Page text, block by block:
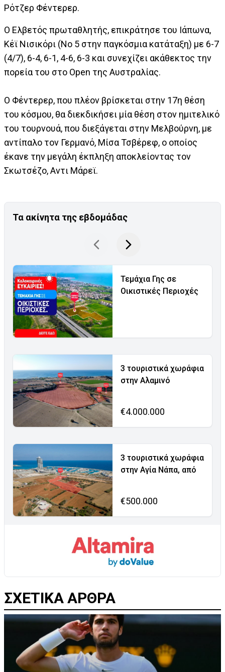
Ρότζερ Φέντερερ.
Ο Ελβετός πρωταθλητής, επικράτησε του Ιάπωνα,
Κέϊ Νισικόρι (Νο 5 στην παγκόσμια κατάταξη) με 6-7
(4/7), 6-4, 6-1, 4-6, 6-3 και συνεχίζει ακάθεκτος την
πορεία του στο Οpen της Αυστραλίας.
Ο Φέντερερ, που πλέον βρίσκεται στην 17η θέση
του κόσμου, θα διεκδικήσει μία θέση στον ημιτελικό
του τουρνουά, που διεξάγεται στην Μελβούρνη, με
αντίπαλο τον Γερμανό, Μίσα Τσβέρεφ, ο οποίος
έκανε την μεγάλη έκπληξη αποκλείοντας τον
Σκωτσέζο, Αντι Μάρεϊ.
Τα ακίνητα της εβδομάδας
Τεμάχια Γης σε
Οικιστικές Περιοχές
3 τουριστικά χωράφια
στην Αλαμινό
€4.000.000
3 τουριστικά χωράφια
στην Αγία Νάπα, από
€500.000
ΣΧΕΤΙΚΑ ΑΡΘΡΑ